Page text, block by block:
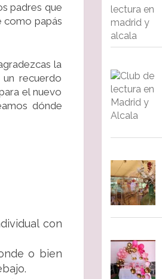
padres que
como papás
la
recuerdo
el nuevo
dónde
con
o bien